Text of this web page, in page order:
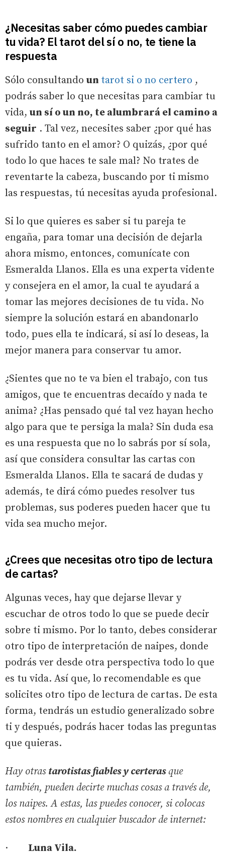
¿Necesitas saber cómo puedes cambiar
tu vida? El tarot del sí o no, te tiene la
respuesta
Sólo consultando un tarot si o no certero ,
podrás saber lo que necesitas para cambiar tu
vida, un sí o un no, te alumbrará el camino a
seguir . Tal vez, necesites saber ¿por qué has
sufrido tanto en el amor? O quizás, ¿por qué
todo lo que haces te sale mal? No trates de
reventarte la cabeza, buscando por ti mismo
las respuestas, tú necesitas ayuda profesional.
Si lo que quieres es saber si tu pareja te
engaña, para tomar una decisión de dejarla
ahora mismo, entonces, comunícate con
Esmeralda Llanos. Ella es una experta vidente
y consejera en el amor, la cual te ayudará a
tomar las mejores decisiones de tu vida. No
siempre la solución estará en abandonarlo
todo, pues ella te indicará, si así lo deseas, la
mejor manera para conservar tu amor.
¿Sientes que no te va bien el trabajo, con tus
amigos, que te encuentras decaído y nada te
anima? ¿Has pensado qué tal vez hayan hecho
algo para que te persiga la mala? Sin duda esa
es una respuesta que no lo sabrás por sí sola,
así que considera consultar las cartas con
Esmeralda Llanos. Ella te sacará de dudas y
además, te dirá cómo puedes resolver tus
problemas, sus poderes pueden hacer que tu
vida sea mucho mejor.
¿Crees que necesitas otro tipo de lectura
de cartas?
Algunas veces, hay que dejarse llevar y
escuchar de otros todo lo que se puede decir
sobre ti mismo. Por lo tanto, debes considerar
otro tipo de interpretación de naipes, donde
podrás ver desde otra perspectiva todo lo que
es tu vida. Así que, lo recomendable es que
solicites otro tipo de lectura de cartas. De esta
forma, tendrás un estudio generalizado sobre
ti y después, podrás hacer todas las preguntas
que quieras.
Hay otras tarotistas fiables y certerasque
también, pueden decirte muchas cosas a través de,
los naipes. A estas, las puedes conocer, si colocas
estos nombres en cualquier buscador de internet:
· Luna Vila.